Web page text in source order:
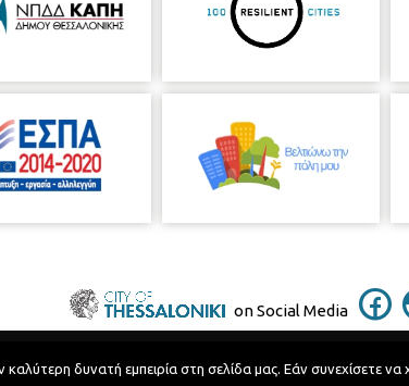
on Social Media
δυνατή εμπειρία στη σελίδα μας. Εάν συνεχίσετε να